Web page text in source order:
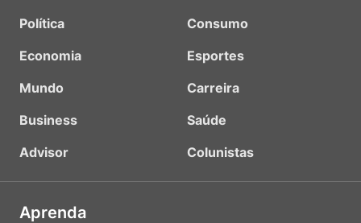
Política
Economia
Mundo
Business
Advisor
Consumo
Esportes
Carreira
Saúde
Colunistas
Aprenda